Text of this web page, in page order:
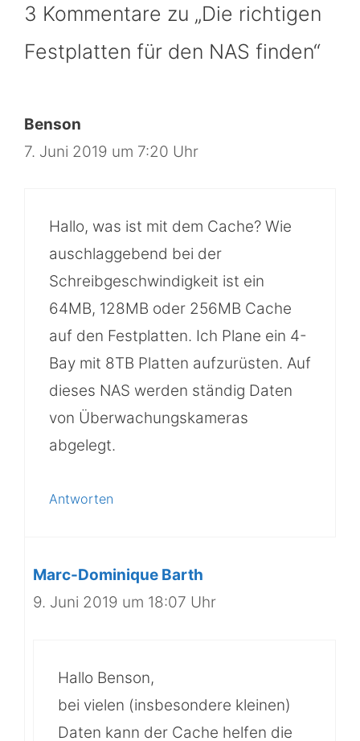
3 Kommentare zu „Die richtigen
Festplatten für den NAS finden“
Benson
7. Juni 2019 um 7:20 Uhr
Hallo, was ist mit dem Cache? Wie
auschlaggebend bei der
Schreibgeschwindigkeit ist ein
64MB, 128MB oder 256MB Cache
auf den Festplatten. Ich Plane ein 4-
Bay mit 8TB Platten aufzurüsten. Auf
dieses NAS werden ständig Daten
von Überwachungskameras
abgelegt.
Antworten
Marc-Dominique Barth
9. Juni 2019 um 18:07 Uhr
Hallo Benson,
bei vielen (insbesondere kleinen)
Daten kann der Cache helfen die